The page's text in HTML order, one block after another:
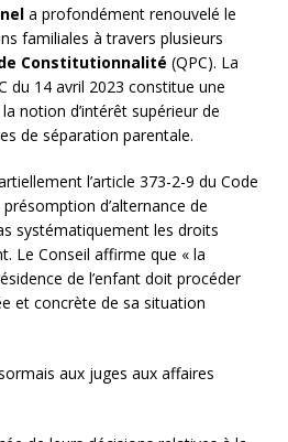
a profondément renouvelé le
familiales à travers plusieurs
Constitutionnalité (QPC). La
du 14 avril 2023 constitue une
notion d’intérêt supérieur de
de séparation parentale.
l’article 373-2-9 du Code
d’alternance de
systématiquement les droits
Le Conseil affirme que « la
de l’enfant doit procéder
et concrète de sa situation
aux juges aux affaires